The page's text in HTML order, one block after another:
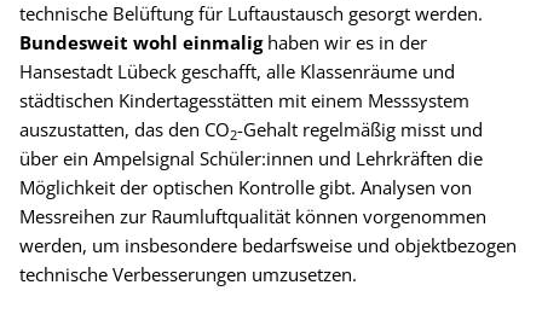
technische Belüftung für Luftaustausch gesorgt werden.
Bundesweit wohl einmalighaben wir es in der
Hansestadt Lübeck geschafft, alle Klassenräume und
städtischen Kindertagesstätten mit einem Messsystem
auszustatten, das den CO2-Gehalt regelmäßig misst und
über ein Ampelsignal Schüler:innen und Lehrkräften die
Möglichkeit der optischen Kontrolle gibt. Analysen von
Messreihen zur Raumluftqualität können vorgenommen
werden, um insbesondere bedarfsweise und objektbezogen
technische Verbesserungen umzusetzen.